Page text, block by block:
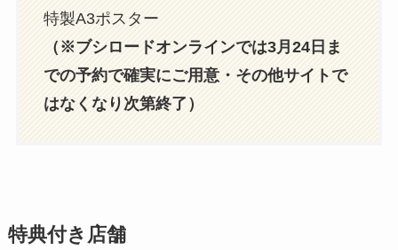
特製A3ポスター
（※ブシロードオンラインでは3月24日ま
での予約で確実にご用意・その他サイトで
はなくなり次第終了）
特典付き店舗